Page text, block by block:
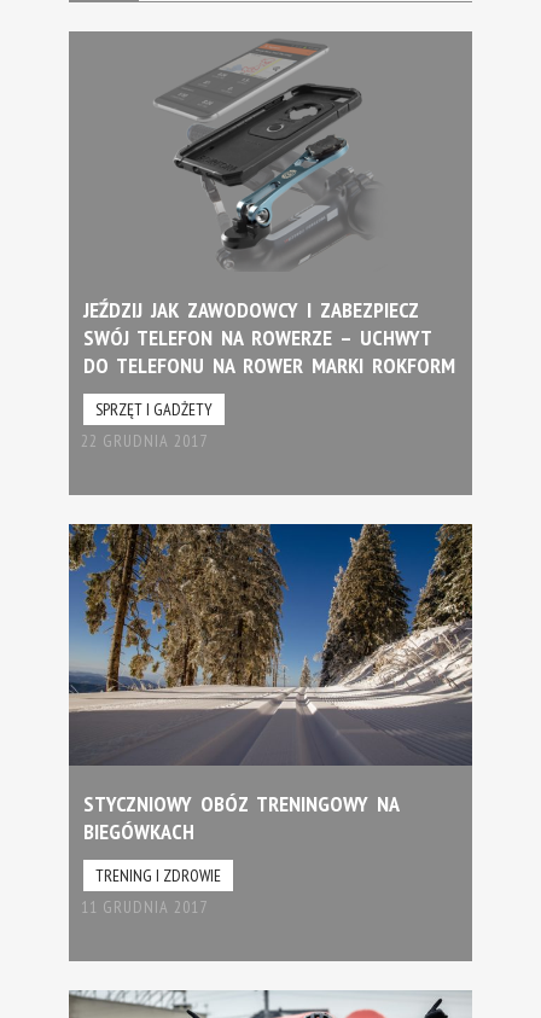
JEŹDZIJ JAK ZAWODOWCY I ZABEZPIECZ
SWÓJ TELEFON NA ROWERZE – UCHWYT
DO TELEFONU NA ROWER MARKI ROKFORM
SPRZĘT I GADŻETY
22 GRUDNIA 2017
STYCZNIOWY OBÓZ TRENINGOWY NA
BIEGÓWKACH
TRENING I ZDROWIE
11 GRUDNIA 2017